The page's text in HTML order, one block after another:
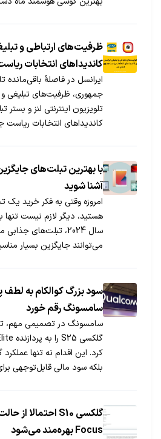
ظرفیت‌های ارتباطی و
کاندیداهای انتخابات
ایرانسل در فاصلۀ باقی‌مانده
جمهوری، ظرفیت‌های تبلیغی و
تلویزیون اینترنتی لنز و بستر
کاندیداهای انتخابات
آشنا شوید
امروزه وقتی به فکر خرید یک
هستید، دیگر لازم نیست تنها
سال 2024، تبلت‌های
می‌توانند جایگزین بسیار
سود بزرگ کوالکام به لطف
سامسونگ رقم خورد
سامسونگ در تصمیمی مهم،
کرد. این اقدام نه تنها
بلکه سود مالی قابل‌توجهی
Focus بهره‌مند می‌شود